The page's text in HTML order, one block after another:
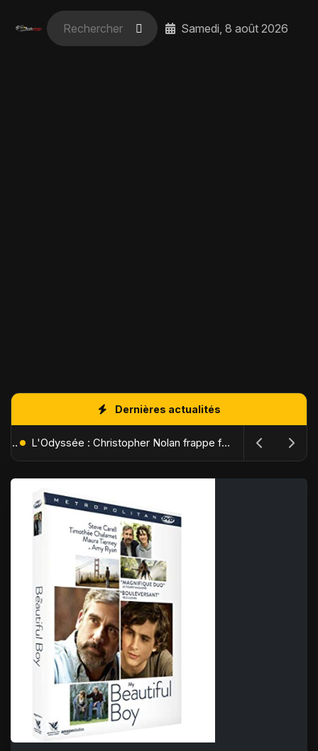
Samedi, 8 août 2026
Dernières actualités
Terminator 2 revient au cinéma en 4K restauré pour son 35e anniversaire : "I'll be back" tenait sa promesse L'Odyssée : Christopher Nolan frappe fort avec son film le plus spectaculaire